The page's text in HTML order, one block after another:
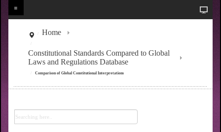
Home
Constitutional Standards Compared to Global
Laws and Regulations Database
Comparison of Global Constitutional Interpretations